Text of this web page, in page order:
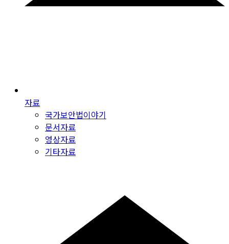
자료
국가보안법이야기
문서자료
영상자료
기타자료